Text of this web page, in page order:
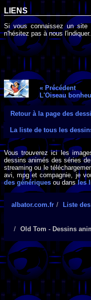
LIENS
Si vous connaissez un site
n'hésitez pas à nous l'indiquer.
« Précédent
L'Oiseau
Retour à la page des
La liste de tous les
Vous trouverez ici les
dessins animés des séries
streaming ou le
avi, mpg et compagnie, je
des génériques ou dansles
albator.com.fr Liste
Old Tom - Dessins